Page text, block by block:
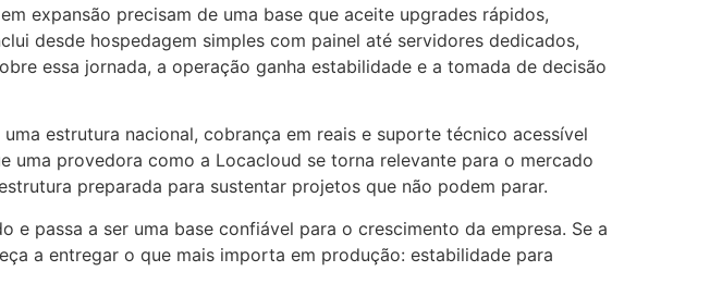
expansão precisam de uma base que aceite upgrades rápidos,
desde hospedagem simples com painel até servidores dedicados,
essa jornada, a operação ganha estabilidade e a tomada de decisão
estrutura nacional, cobrança em reais e suporte técnico acessível
provedora como a Locacloud se torna relevante para o mercado
preparada para sustentar projetos que não podem parar.
passa a ser uma base confiável para o crescimento da empresa. Se a
a entregar o que mais importa em produção: estabilidade para